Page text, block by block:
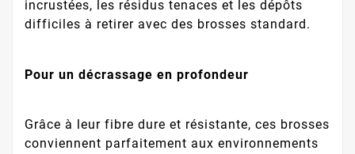
incrustées, les résidus tenaces et les dépôts
difficiles à retirer avec des brosses standard.
Pour un décrassage en profondeur
Grâce à leur fibre dure et résistante, ces brosses
conviennent parfaitement aux environnements